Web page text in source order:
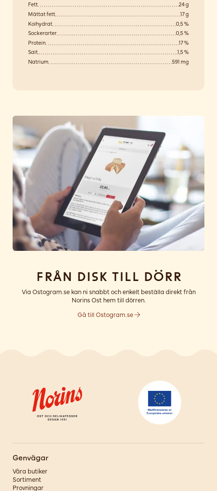
Fett
24 g
Mättat fett
17 g
Kolhydrat
0,5 %
Sockerarter
0,5 %
Protein
17 %
Salt
1,5 %
Natrium
591 mg
Från disk till dörr
Via Ostogram.se kan ni snabbt och enkelt beställa direkt från
Norins Ost hem till dörren.
Gå till Ostogram.se
Genvägar
Våra butiker
Sortiment
Provningar